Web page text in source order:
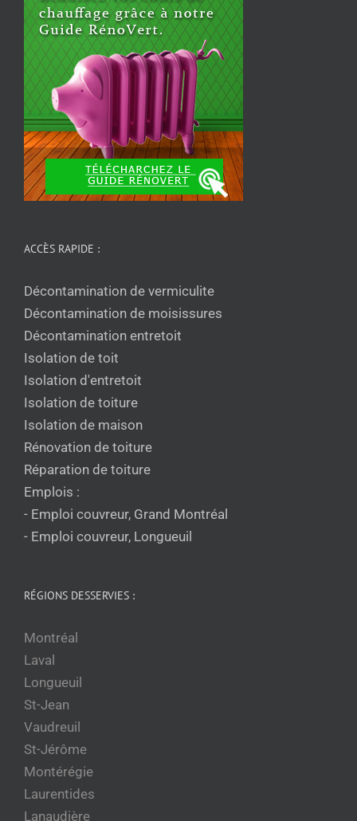
ACCÈS RAPIDE :
Décontamination de vermiculite
Décontamination de moisissures
Décontamination entretoit
Isolation de toit
Isolation d'entretoit
Isolation de toiture
Isolation de maison
Rénovation de toiture
Réparation de toiture
Emplois :
- Emploi couvreur, Grand Montréal
- Emploi couvreur, Longueuil
RÉGIONS DESSERVIES :
Montréal
Laval
Longueuil
St-Jean
Vaudreuil
St-Jérôme
Montérégie
Laurentides
Lanaudière